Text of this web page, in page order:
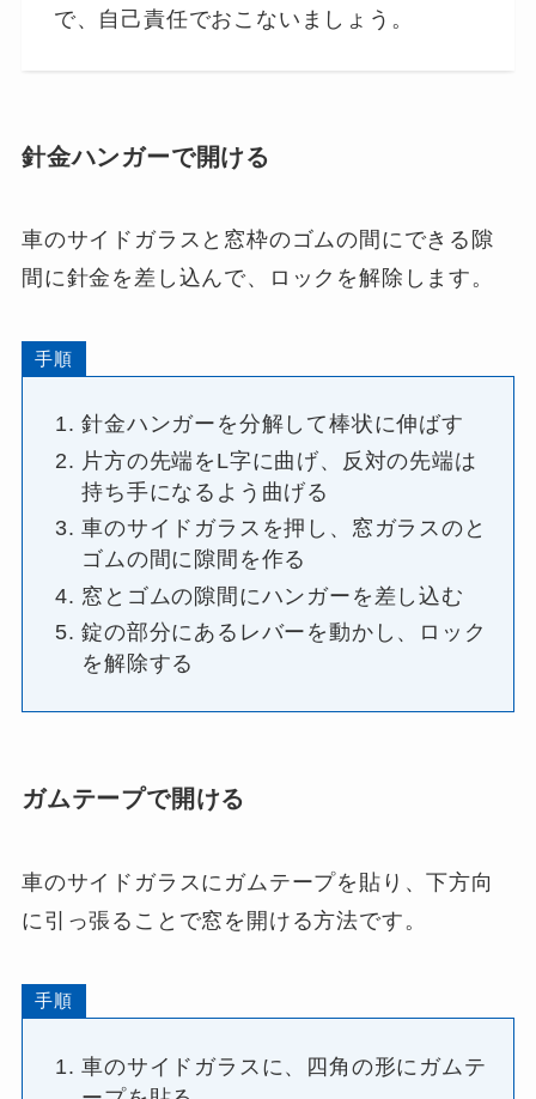
で、自己責任でおこないましょう。
針金ハンガーで開ける
車のサイドガラスと窓枠のゴムの間にできる隙
間に針金を差し込んで、ロックを解除します。
手順
針金ハンガーを分解して棒状に伸ばす
片方の先端をL字に曲げ、反対の先端は
持ち手になるよう曲げる
車のサイドガラスを押し、窓ガラスのと
ゴムの間に隙間を作る
窓とゴムの隙間にハンガーを差し込む
錠の部分にあるレバーを動かし、ロック
を解除する
ガムテープで開ける
車のサイドガラスにガムテープを貼り、下方向
に引っ張ることで窓を開ける方法です。
手順
車のサイドガラスに、四角の形にガムテ